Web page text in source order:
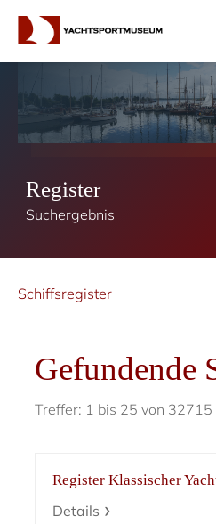
Register
Suchergebnis
Schiffsregister
Gefundende
Treffer: 1 bis 25 von 32715
Register Klassischer
Details